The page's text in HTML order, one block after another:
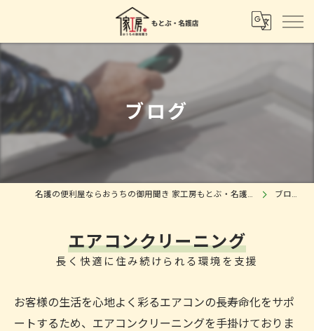
ブログ
名護の便利屋ならおうちの御用聞き 家工房もとぶ・名護店 ブログ
エアコンクリーニング
長く快適に住み続けられる環境を支援
お客様の生活を心地よく彩るエアコンの長寿命化をサポ
ートするため、エアコンクリーニングを手掛けておりま